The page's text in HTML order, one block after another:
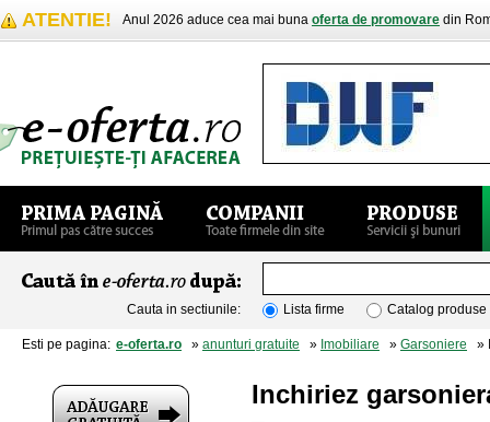
ATENTIE! Anul 2026 aduce cea mai buna oferta de promovare din
Cauta in sectiunile: Lista firme Catalog produse
Esti pe pagina: e-oferta.ro » anunturi gratuite » Imobiliare » Garsoniere »
Inchiriez